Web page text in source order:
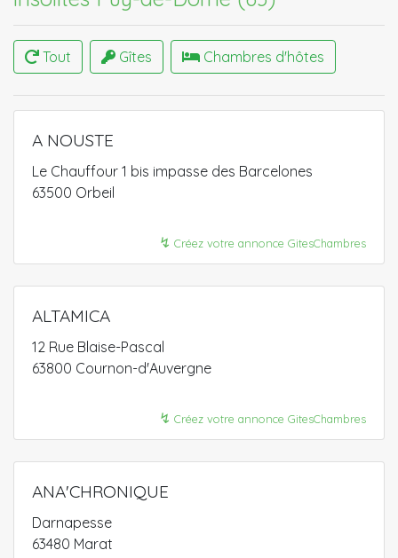
Tout Gîtes Chambres d'hôtes
A NOUSTE
Le Chauffour 1 bis impasse des Barcelones
63500 Orbeil
↯ Créez votre annonce GitesChambres
ALTAMICA
12 Rue Blaise-Pascal
63800 Cournon-d'Auvergne
↯ Créez votre annonce GitesChambres
ANA'CHRONIQUE
Darnapesse
63480 Marat